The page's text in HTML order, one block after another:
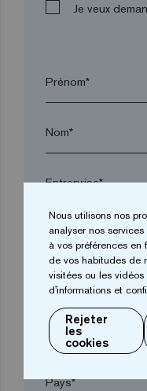
Je veux
Prénom*
Nom*
Entreprise*
Ville*
Code postal*
Nous utilisons nos
analyser nos
à vos préférences en
de vos habitudes de
visitées ou les
d'informations et
Rejeter
les
cookies